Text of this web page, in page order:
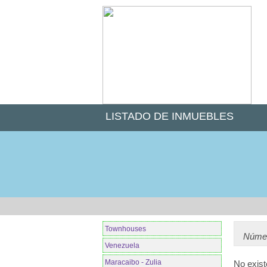
LISTADO DE INMUEBLES
Townhouses
Venezuela
Maracaibo - Zulia
No